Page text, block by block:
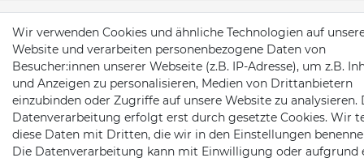
Wir verwenden Cookies und ähnliche Technologien auf
Website und verarbeiten personenbezogene Daten von
Besucher:innen unserer Webseite (z.B. IP-Adresse), um z.B.
und Anzeigen zu personalisieren, Medien von Drittanbietern
einzubinden oder Zugriffe auf unsere Website zu analysieren.
Datenverarbeitung erfolgt erst durch gesetzte Cookies. Wir
diese Daten mit Dritten, die wir in den Einstellungen
Die Datenverarbeitung kann mit Einwilligung oder aufgrund